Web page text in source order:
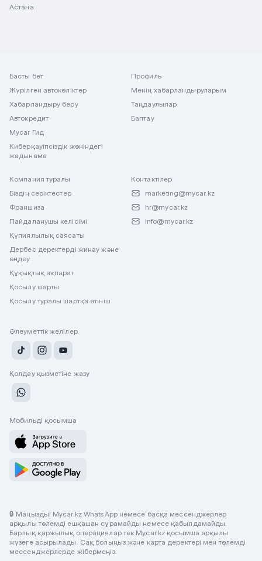
Астана
Басты бет
Жүрілген автокөліктер
Хабарландыру беру
Автокредит
Mycar Гид
Киберқауіпсіздік жөніндегі
жадынама
Профиль
Менің хабарландыруларым
Таңдаулылар
Баптау
Компания туралы
Біздің серіктестер
Франшиза
Пайдаланушы келісімі
Құпиялылық саясаты
Дербес деректерді жинау және
өңдеу
Құқықтық ақпарат
Қосылу шарты
Қосылу туралы шартқа өтініш
Контактілер
marketing@mycar.kz
hr@mycar.kz
info@mycar.kz
Әлеуметтік желілер
Қолдау қызметіне жазу
Мобильді қосымша
🔒 Маңызды! Mycar.kz WhatsApp немесе басқа мессенджерлер
арқылы төлемді ешқашан сұрамайды немесе қабылдамайды.
Барлық қаржылық операциялар тек Mycar.kz қосымша арқылы
жүзеге асырылады. Сақ болыңыз және карта деректері мен төлемді
мессенджерлерде жібермеңіз.